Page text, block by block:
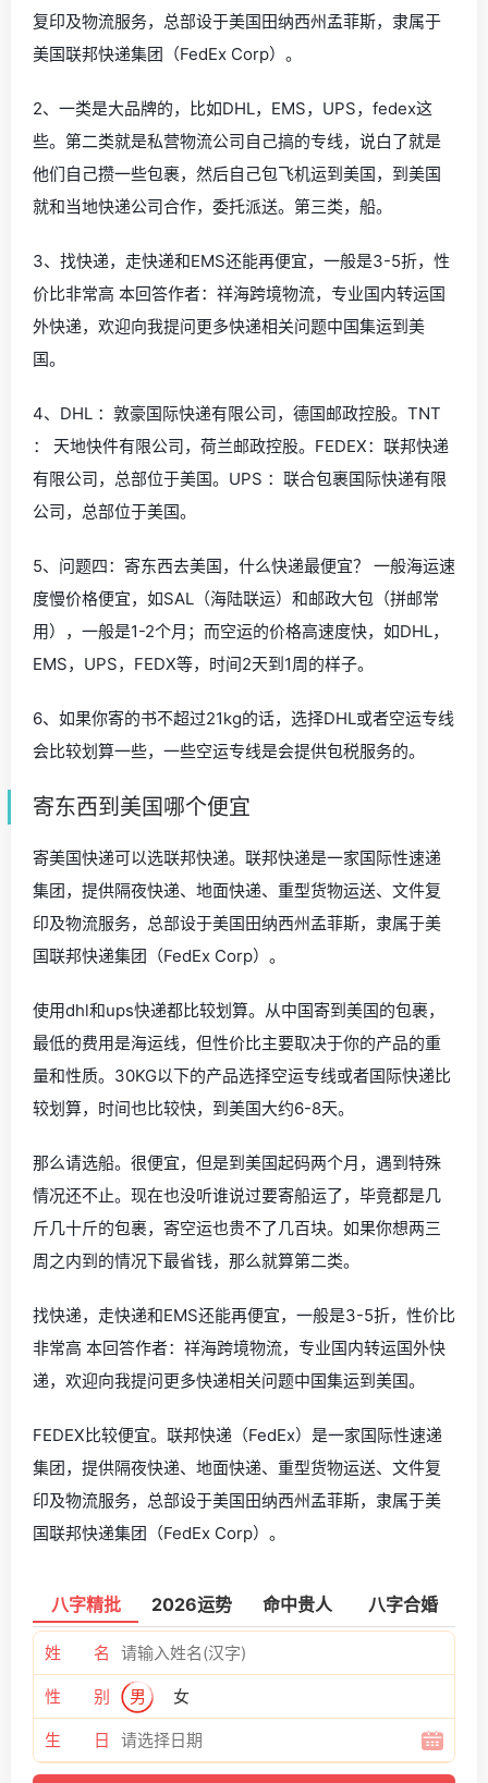
复印及物流服务，总部设于美国田纳西州孟菲斯，隶属于
美国联邦快递集团（FedEx Corp）。
2、一类是大品牌的，比如DHL，EMS，UPS，fedex这
些。第二类就是私营物流公司自己搞的专线，说白了就是
他们自己攒一些包裹，然后自己包飞机运到美国，到美国
就和当地快递公司合作，委托派送。第三类，船。
3、找快递，走快递和EMS还能再便宜，一般是3-5折，性
价比非常高 本回答作者：祥海跨境物流，专业国内转运国
外快递，欢迎向我提问更多快递相关问题中国集运到美
国。
4、DHL ：敦豪国际快递有限公司，德国邮政控股。TNT
： 天地快件有限公司，荷兰邮政控股。FEDEX：联邦快递
有限公司，总部位于美国。UPS ：联合包裹国际快递有限
公司，总部位于美国。
5、问题四：寄东西去美国，什么快递最便宜？ 一般海运速
度慢价格便宜，如SAL（海陆联运）和邮政大包（拼邮常
用），一般是1-2个月；而空运的价格高速度快，如DHL，
EMS，UPS，FEDX等，时间2天到1周的样子。
6、如果你寄的书不超过21kg的话，选择DHL或者空运专线
会比较划算一些，一些空运专线是会提供包税服务的。
寄东西到美国哪个便宜
寄美国快递可以选联邦快递。联邦快递是一家国际性速递
集团，提供隔夜快递、地面快递、重型货物运送、文件复
印及物流服务，总部设于美国田纳西州孟菲斯，隶属于美
国联邦快递集团（FedEx Corp）。
使用dhl和ups快递都比较划算。从中国寄到美国的包裹，
最低的费用是海运线，但性价比主要取决于你的产品的重
量和性质。30KG以下的产品选择空运专线或者国际快递比
较划算，时间也比较快，到美国大约6-8天。
那么请选船。很便宜，但是到美国起码两个月，遇到特殊
情况还不止。现在也没听谁说过要寄船运了，毕竟都是几
斤几十斤的包裹，寄空运也贵不了几百块。如果你想两三
周之内到的情况下最省钱，那么就算第二类。
找快递，走快递和EMS还能再便宜，一般是3-5折，性价比
非常高 本回答作者：祥海跨境物流，专业国内转运国外快
递，欢迎向我提问更多快递相关问题中国集运到美国。
FEDEX比较便宜。联邦快递（FedEx）是一家国际性速递
集团，提供隔夜快递、地面快递、重型货物运送、文件复
印及物流服务，总部设于美国田纳西州孟菲斯，隶属于美
国联邦快递集团（FedEx Corp）。
八字精批 2026运势 命中贵人 八字合婚
姓 名
性 别 男 女
生 日